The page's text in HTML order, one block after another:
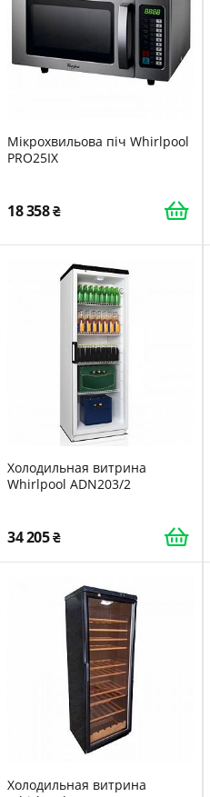
Мікрохвильова піч Whirlpool
PRO25IX
18 358
Холодильная витрина
Whirlpool ADN203/2
34 205
Холодильная витрина